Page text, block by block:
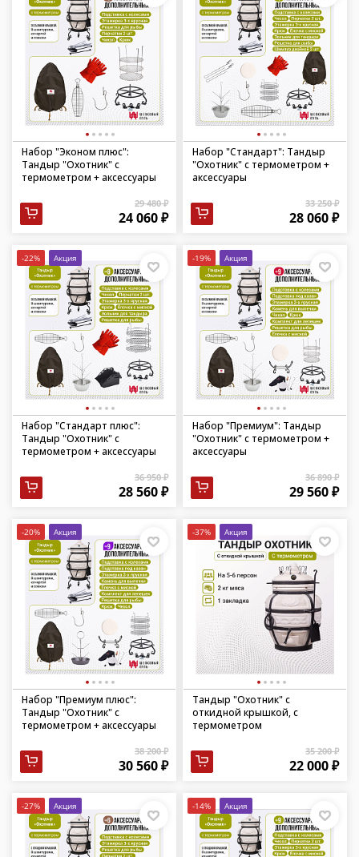
Набор "Эконом плюс":
Тандыр "Охотник" с
термометром + аксессуары
29 480 ₽
24 060 ₽
Набор "Стандарт": Тандыр
"Охотник" с термометром +
аксессуары
33 250 ₽
28 060 ₽
-22% Акция
Набор "Стандарт плюс":
Тандыр "Охотник" с
термометром + аксессуары
36 950 ₽
28 560 ₽
-19% Акция
Набор "Премиум": Тандыр
"Охотник" с термометром +
аксессуары
36 890 ₽
29 560 ₽
-20% Акция
Набор "Премиум плюс":
Тандыр "Охотник" с
термометром + аксессуары
38 200 ₽
30 560 ₽
-37% Акция
Тандыр "Охотник" с
откидной крышкой, с
термометром
35 200 ₽
22 000 ₽
-27% Акция -14% Акция